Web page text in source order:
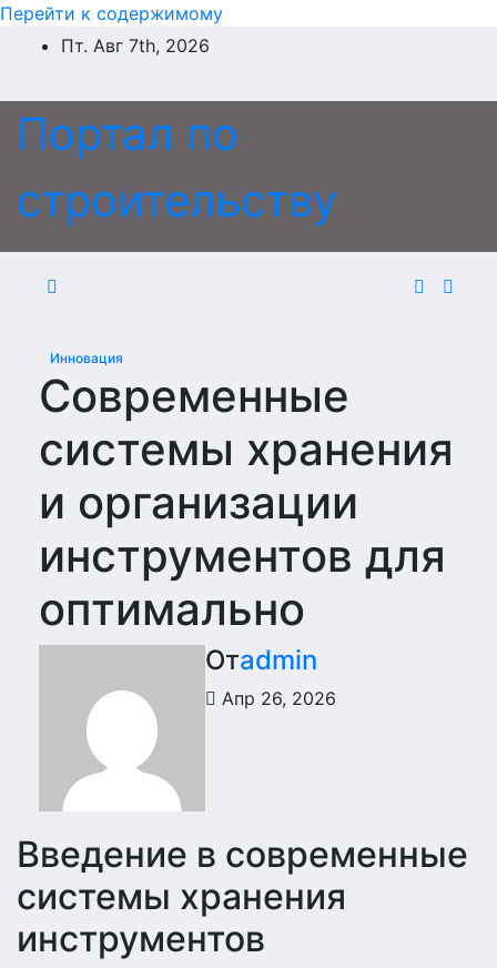
Перейти к содержимому
Пт. Авг 7th, 2026
Портал по
строительству
Инновация
Современные
системы хранения
и организации
инструментов для
оптимально
Отadmin
Апр 26, 2026
Введение в современные
системы хранения
инструментов